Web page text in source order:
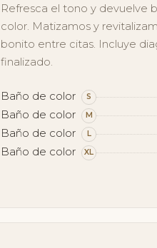
Refresca el tono y devuelve
color. Matizamos y
bonito entre citas. Incluye
finalizado.
Baño de color S
Baño de color
M
Baño de color
L
Baño de color
XL